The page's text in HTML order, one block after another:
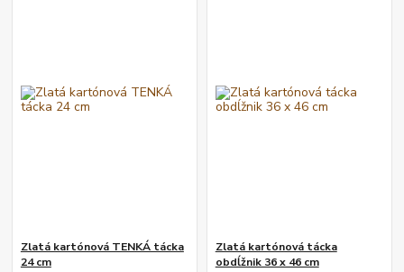
Zlatá kartónová TENKÁ tácka
24 cm
Zlatá kartónová tácka
obdĺžnik 36 x 46 cm